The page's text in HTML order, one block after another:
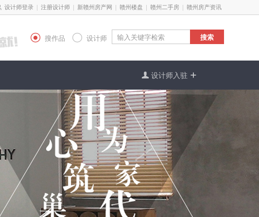
设计师登录 | 注册设计师 | 新赣州房产网 | 赣州楼盘 | 赣州二手房 | 赣州房产资讯
 搜作品  设计师 搜索
 设计师入驻 